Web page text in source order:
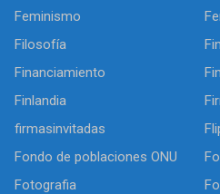
Feminismo
Filosofía
Financiamiento
Finlandia
firmasinvitadas
Fondo de poblaciones ONU
Fotografia